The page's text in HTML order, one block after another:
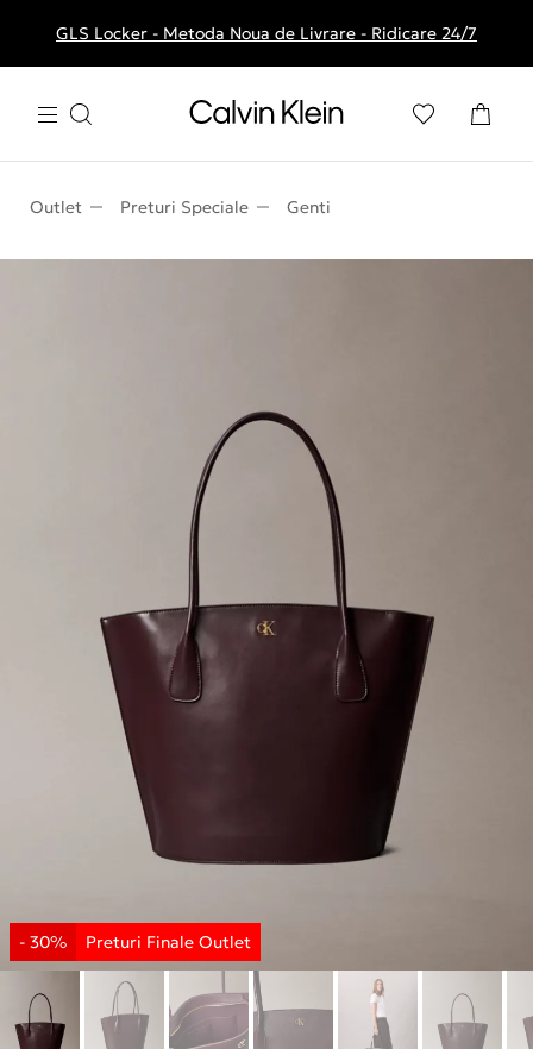
Livrare gratuita la comenzile de peste 250 RON
GLS Locker - Metoda Noua de Livrare - Ridicare 24/7
Outlet Preturi Speciale Genti